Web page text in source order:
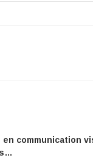
en communication